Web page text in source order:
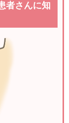
者さんに知